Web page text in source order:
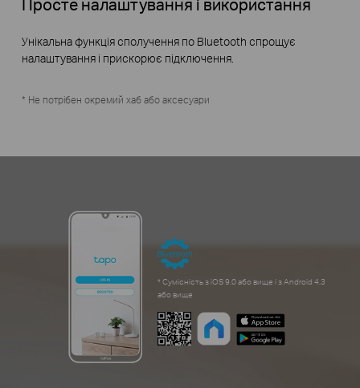
Унікальна функція сполучення по Bluetooth спрощує
налаштування і прискорює підключення.
* Не потрібен окремий хаб або аксесуари
* Сумісність з iOS 9.0 або вище і з Android 4.3
або вище